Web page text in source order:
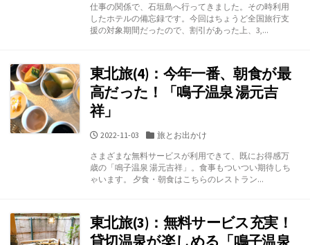
日
ゴ
リ
ー
仕事の関係で、石垣島へ行ってきました。その時利用
したホテルの備忘録です。今回はちょうど全国旅行支
援の対象期間だったので、割引があった上、3,...
東北旅(4)：今年一番、朝食が最
高だった！「鳴子温泉 湯元吉
祥」
公
日
2022-11-03
カ
リ
ー
旅とお出かけ
さまざまな無料サービスが利用できて、既にお得感万
歳の「鳴子温泉 湯元吉祥」。食事もついつい期待しち
ゃいます。 夕食・朝食はこちらのレストラン...
東北旅(3)：無料サービス充実！
貸切温泉が楽しめる「鳴子温泉